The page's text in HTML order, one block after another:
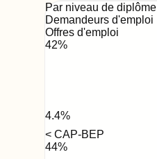
Par niveau de diplôme
Demandeurs d'emploi
Offres d'emploi
42%
4.4%
< CAP-BEP
44%